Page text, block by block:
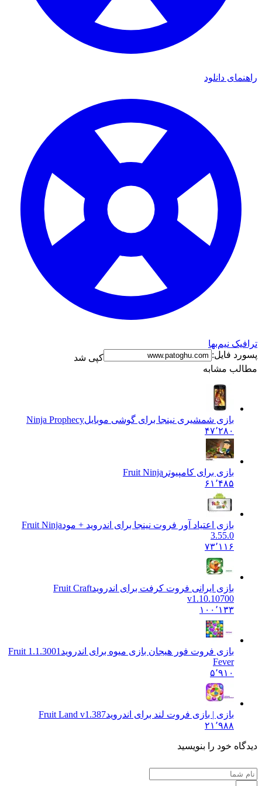
دانلود
نیم‌بها
فایل:
کپی شد
مشابه
بازی شمشیری نینجا برای گوشی موبایل Ninja Prophecy
۴۷٬۲۸۰
بازی برای کامپیوترFruit Ninja
۶۱٬۴۸۵
بازی اعتیاد آور فروت نینجا برای اندروید + مودFruit Ninja
۷۳٬۱۱۶
بازی ایرانی فروت کرفت برای اندروید Fruit Craft
v1.10.10700
۱۰۰٬۱۳۳
بازی فروت فور هیجان بازی میوه برای اندروید
1.1.3001 Fruit
بازی | بازی فروت لند برای اندروید Fruit Land v1.387
۲۱٬۹۸۸
خود را بنویسید